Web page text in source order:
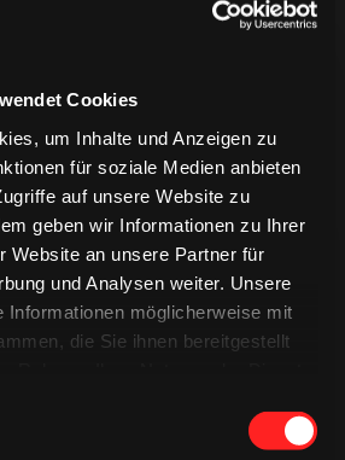
Cookies
um Inhalte und Anzeigen zu
für soziale Medien anbieten
auf unsere Website zu
geben wir Informationen zu Ihrer
Website an unsere Partner für
und Analysen weiter. Unsere
Informationen möglicherweise mit
die Sie ihnen bereitgestellt